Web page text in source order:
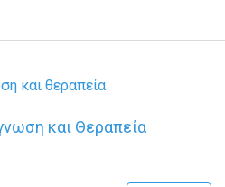
και Θεραπεία